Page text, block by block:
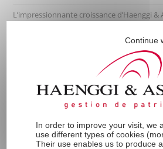
L’impressionnante croissance d’Haenggi &
« Incontournables ! » – septembre 2023
Commentaires Récents
Continue
In order to improve your visit, we
use different types of cookies (
Their use enables us to produce